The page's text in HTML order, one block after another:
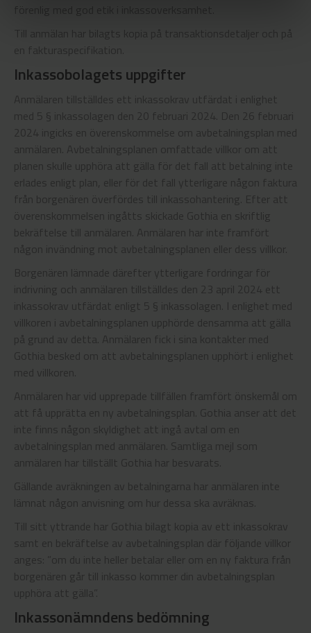
Till anmälan har bilagts kopia på transaktionsdetaljer och på
en fakturaspecifikation.
Inkassobolagets uppgifter
Anmälaren tillställdes ett inkassokrav utfärdat i enlighet
med 5 § inkassolagen den 20 februari 2024. Den 26 februari
2024 ingicks en överenskommelse om avbetalningsplan med
anmälaren. Avbetalningsplanen omfattade villkor om att
planen skulle upphöra att gälla för det fall att betalning inte
erlades enligt plan, eller för det fall ytterligare någon faktura
från borgenären överfördes till inkassohantering. Efter att
överenskommelsen ingåtts skickade Gothia en skriftlig
bekräftelse till anmälaren. Anmälaren har inte framfört
någon invändning mot avbetalningsplanen eller dess villkor.
Borgenären lämnade därefter ytterligare fordringar för
indrivning och anmälaren tillställdes den 23 april 2024 ett
inkassokrav utfärdat enligt 5 § inkassolagen. I enlighet med
villkoren i avbetalningsplanen upphörde densamma att gälla
på grund av detta. Anmälaren fick i sina kontakter med
Gothia besked om att avbetalningsplanen upphört i enlighet
med villkoren.
Anmälaren har vid upprepade tillfällen framfört önskemål om
att få upprätta en ny avbetalningsplan. Gothia anser att det
inte finns någon skyldighet att ingå avtal om en
avbetalningsplan med anmälaren. Samtliga mejl som
anmälaren har tillställt Gothia har besvarats.
Gällande avräkningen av betalningarna har anmälaren inte
lämnat någon anvisning om hur dessa ska avräknas.
Till sitt yttrande har Gothia bilagt kopia av ett inkassokrav
samt en bekräftelse av avbetalningsplan där följande villkor
anges: ”om du inte heller betalar eller om en ny faktura från
borgenären går till inkasso kommer din avbetalningsplan
upphöra att gälla”.
Inkassonämndens bedömning